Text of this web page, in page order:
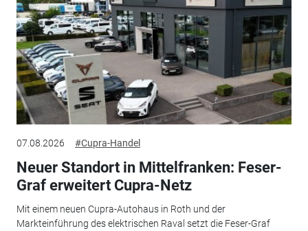
07.08.2026 #Cupra-Handel
Neuer Standort in Mittelfranken: Feser-
Graf erweitert Cupra-Netz
Mit einem neuen Cupra-Autohaus in Roth und der
Markteinführung des elektrischen Raval setzt die Feser-Graf